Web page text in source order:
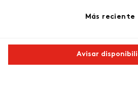
Avisar
Más reciente